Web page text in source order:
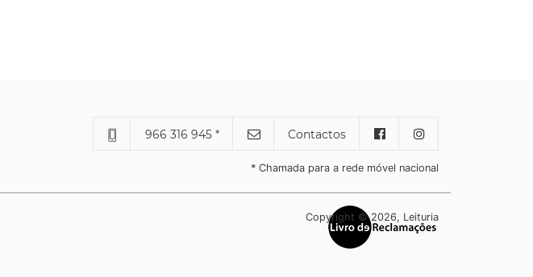
966 316 945 * Contactos
* Chamada para a rede móvel nacional
Copyright © 2026, Leituria